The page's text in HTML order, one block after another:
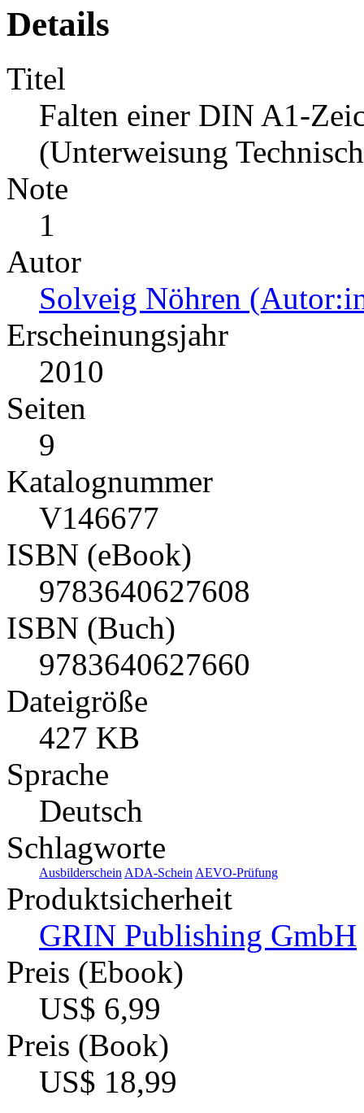
Details
Titel
Falten einer DIN A1-
(Unterweisung
Note
1
Autor
Solveig Nöhren
Erscheinungsjahr
2010
Seiten
9
Katalognummer
V146677
ISBN (eBook)
9783640627608
ISBN (Buch)
9783640627660
Dateigröße
427 KB
Sprache
Deutsch
Schlagworte
Ausbilderschein ADA-Schein AEVO-Prüfung
Produktsicherheit
GRIN Publishing GmbH
Preis (Ebook)
US$ 6,99
Preis (Book)
US$ 18,99